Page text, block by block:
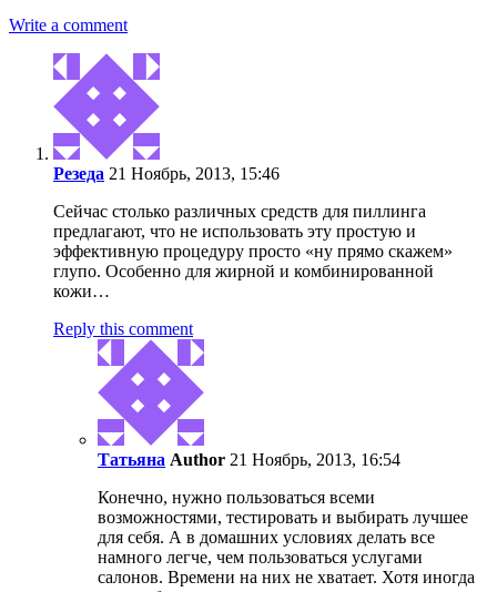
Write a comment
Резеда 21 Ноябрь, 2013, 15:46
Сейчас столько различных средств для пиллинга
предлагают, что не использовать эту простую и
эффективную процедуру просто «ну прямо скажем»
глупо. Особенно для жирной и комбинированной
кожи…
Reply this comment
Татьяна Author 21 Ноябрь, 2013, 16:54
Конечно, нужно пользоваться всеми
возможностями, тестировать и выбирать лучшее
для себя. А в домашних условиях делать все
намного легче, чем пользоваться услугами
салонов. Времени на них не хватает. Хотя иногда